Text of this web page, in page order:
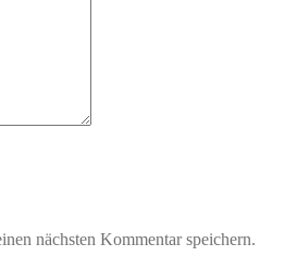
nächsten Kommentar speichern.